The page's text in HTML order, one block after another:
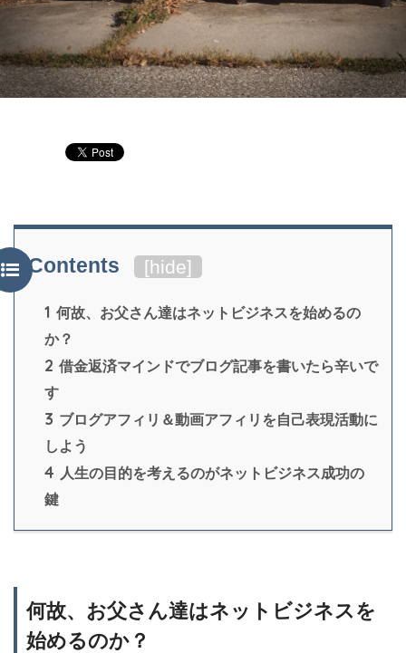
Contents [hide]
1 何故、お父さん達はネットビジネスを始めるの
か？
2 借金返済マインドでブログ記事を書いたら辛いで
す
3 ブログアフィリ＆動画アフィリを自己表現活動に
しよう
4 人生の目的を考えるのがネットビジネス成功の
鍵
何故、お父さん達はネットビジネスを
始めるのか？